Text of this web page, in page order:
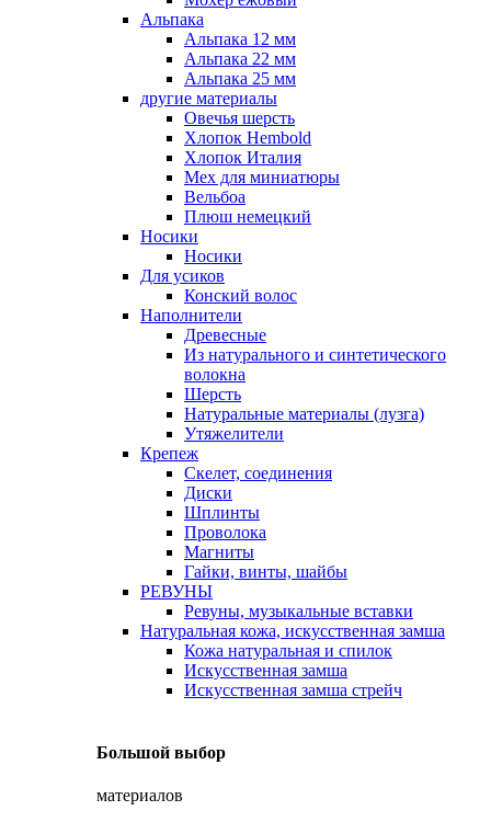
Альпака
Альпака 12 мм
Альпака 22 мм
Альпака 25 мм
другие материалы
Овечья шерсть
Хлопок Hembold
Хлопок Италия
Мех для миниатюры
Вельбоа
Плюш немецкий
Носики
Носики
Для усиков
Конский волос
Наполнители
Древесные
Из натурального и синтетического
волокна
Шерсть
Натуральные материалы (лузга)
Утяжелители
Крепеж
Скелет, соединения
Диски
Шплинты
Проволока
Магниты
Гайки, винты, шайбы
РЕВУНЫ
Ревуны, музыкальные вставки
Натуральная кожа, искусственная замша
Кожа натуральная и спилок
Искусственная замша
Искусственная замша стрейч
Большой выбор
материалов